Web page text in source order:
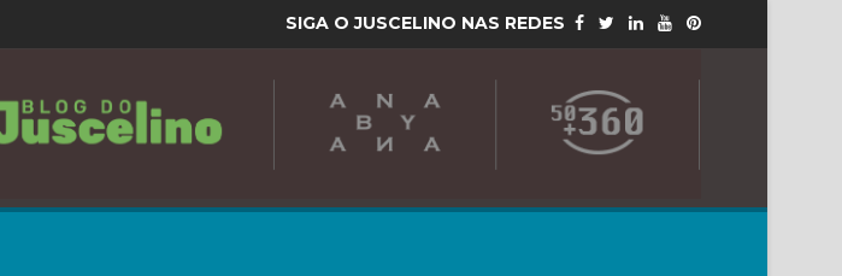
SIGA O JUSCELINO NAS REDES